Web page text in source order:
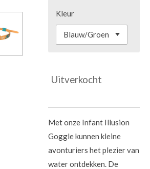
Kleur
Uitverkocht
Met onze Infant Illusion
Goggle kunnen kleine
avonturiers het plezier van
water ontdekken. De